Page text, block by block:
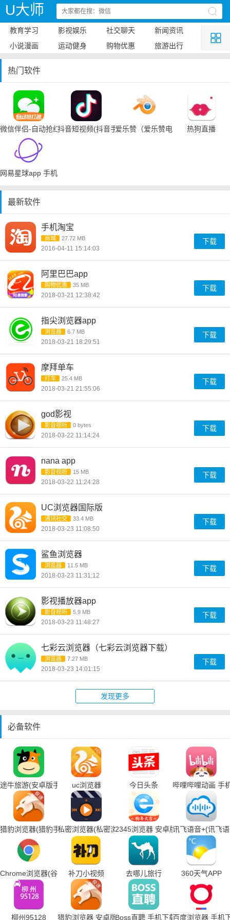
U大师
教育学习 影视娱乐 社交聊天
新闻资讯
小说漫画
运动健身 购物优惠 旅游出行
热门软件
微信伴侣-自动抢红包抖音短视频(抖音手机下载)爱乐赞（爱乐赞电脑手机下载）
热狗直播
网易星球app 手机下载
最新软件
手机淘宝
商城 27.72 MB
2016-04-11 15:14:03
下载
阿里巴巴app
购物优惠 35 MB
2018-03-21 12:38:42
下载
指尖浏览器app
浏览器 6.7 MB
2018-03-21 18:29:51
下载
摩拜单车
打车 25.4 MB
2018-03-21 21:55:06
下载
god影视
影音视听 0 bytes
2018-03-22 11:14:24
下载
nana app
影音视听 15 MB
2018-03-22 11:24:28
下载
UC浏览器国际版
通讯社交 33.4 MB
2018-03-23 11:08:50
下载
鲨鱼浏览器
浏览器 11.5 MB
2018-03-23 11:31:12
下载
影视播放器app
影音视听 5.9 MB
2018-03-23 11:48:27
下载
七彩云浏览器（七彩云浏览器下载）
浏览器 7.27 MB
2018-03-23 14:01:15
下载
发现更多
必备软件
途牛旅游(安卓版手机下载)uc浏览器 今日头条 哔哩哔哩动画 手
猎豹浏览器(猎豹手机浏览器下载)私密浏览器(私密浏览器手机下载)
2345浏览器 安卓版讯飞语音+(讯飞
Chrome浏览器(谷歌浏览器手机下载)
补刀小视频 去哪儿旅行 360天气APP
柳州95128 猎豹浏览器 安卓版Boss直聘 手机下载百度浏览器 手机